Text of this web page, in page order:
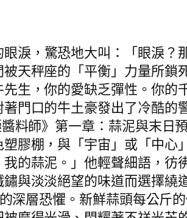
淚，驚恐地大叫：「眼淚？
天秤座的「平衡」力量所
生，你的愛缺乏彈性。你
門口的牛土豪發出了冷酷
料師》第一章：蒜泥與末日
膠棚，與「宇宙」或「中
的蒜泥。」他輕聲細語，
與淡淡絕望的味道而選擇
深層恐懼。新鮮蒜頭每公斤